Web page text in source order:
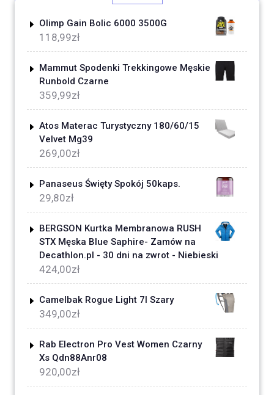
Olimp Gain Bolic 6000 3500G
118,99zł
Mammut Spodenki Trekkingowe Męskie
Runbold Czarne
359,99zł
Atos Materac Turystyczny 180/60/15
Velvet Mg39
269,00zł
Panaseus Święty Spokój 50kaps.
29,80zł
BERGSON Kurtka Membranowa RUSH
STX Męska Blue Saphire- Zamów na
Decathlon.pl - 30 dni na zwrot - Niebieski
424,00zł
Camelbak Rogue Light 7l Szary
349,00zł
Rab Electron Pro Vest Women Czarny
Xs Qdn88Anr08
920,00zł